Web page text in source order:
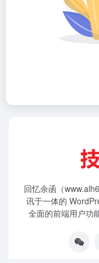
回忆余函（
讯于一体的
全面的前端用户功